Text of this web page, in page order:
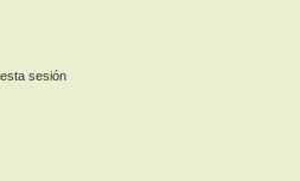
sesión